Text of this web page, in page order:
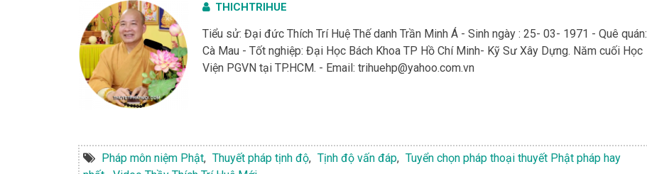
THICHTRIHUE
Tiểu sử: Đại đức Thích Trí Huệ Thế danh Trần Minh Á - Sinh ngày : 25- 03- 1971 - Quê quán:
Cà Mau - Tốt nghiệp: Đại Học Bách Khoa TP Hồ Chí Minh- Kỹ Sư Xây Dựng. Năm cuối Học
Viện PGVN tại TP.HCM. - Email: trihuehp@yahoo.com.vn
Pháp môn niệm Phật, Thuyết pháp tịnh độ, Tịnh độ vấn đáp, Tuyển chọn pháp thoại thuyết Phật pháp hay